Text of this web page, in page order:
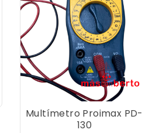
Multímetro Proimax PD-
130